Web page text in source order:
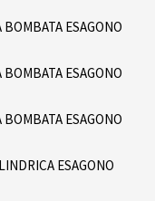
ESAGONO
ESAGONO
ESAGONO
ESAGONO